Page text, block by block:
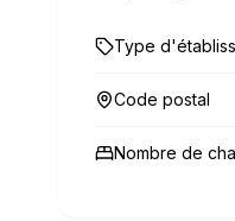
Type
Code postal
Nombre de